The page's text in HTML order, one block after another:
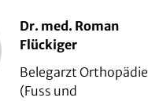
Dr. med. Roman
Flückiger
Belegarzt Orthopädie
(Fuss und